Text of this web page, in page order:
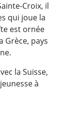
Croix, il
qui joue la
est ornée
Grèce, pays
la Suisse,
à